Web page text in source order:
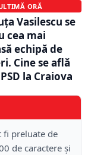
ORĂ
Vasilescu se
cea mai
echipă de
Cine se află
la Craiova
preluate de
de caractere și